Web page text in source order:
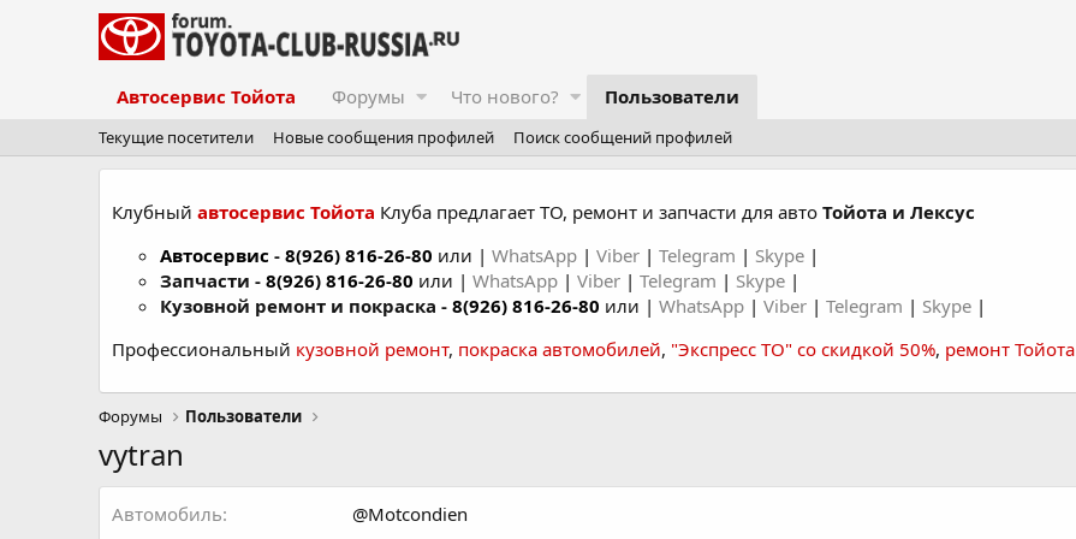
Автосервис Тойота Форумы Что нового? Пользователи
Текущие посетители Новые сообщения профилей Поиск сообщений профилей
Клубный автосервис Тойота Клуба предлагает ТО, ремонт и запчасти для авто Тойота и Лексус
Автосервис - 8(926) 816-26-80 или | WhatsApp | Viber | Telegram | Skype |
Запчасти - 8(926) 816-26-80 или | WhatsApp | Viber | Telegram | Skype |
Кузовной ремонт и покраска - 8(926) 816-26-80 или | WhatsApp | Viber | Telegram | Skype |
Профессиональный кузовной ремонт, покраска автомобилей, "Экспресс ТО" со скидкой 50%, ремонт Тойота
Форумы Пользователи
vytran
Автомобиль @Motcondien